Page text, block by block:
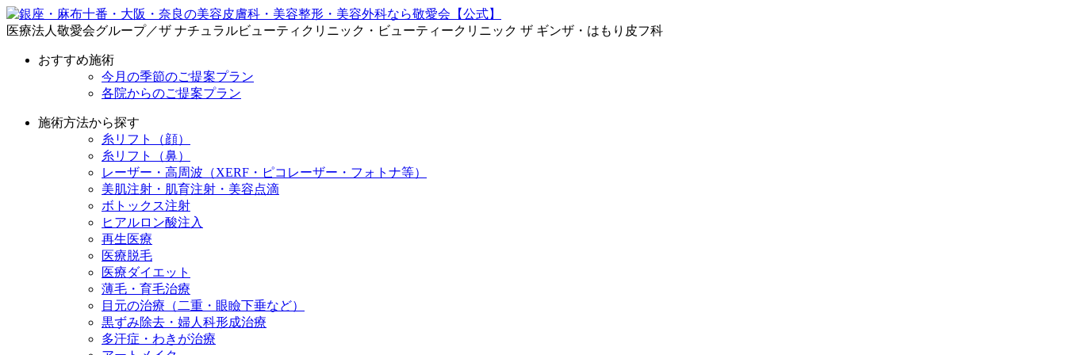
医療法人敬愛会グループ／ザ ナチュラルビューティクリニック・ビューティークリニック ザ ギンザ・はもり皮フ科
おすすめ施術
今月の季節のご提案プラン
各院からのご提案プラン
施術方法から探す
糸リフト（顔）
糸リフト（鼻）
レーザー・高周波（XERF・ピコレーザー・フォトナ等）
美肌注射・肌育注射・美容点滴
ボトックス注射
ヒアルロン酸注入
再生医療
医療脱毛
医療ダイエット
薄毛・育毛治療
目元の治療（二重・眼瞼下垂など）
黒ずみ除去・婦人科形成治療
多汗症・わきが治療